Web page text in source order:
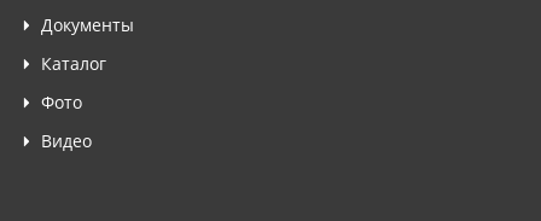
Документы
Каталог
Фото
Видео